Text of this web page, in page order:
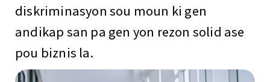
diskriminasyon sou moun ki gen
andikap san pa gen yon rezon solid ase
pou biznis la.